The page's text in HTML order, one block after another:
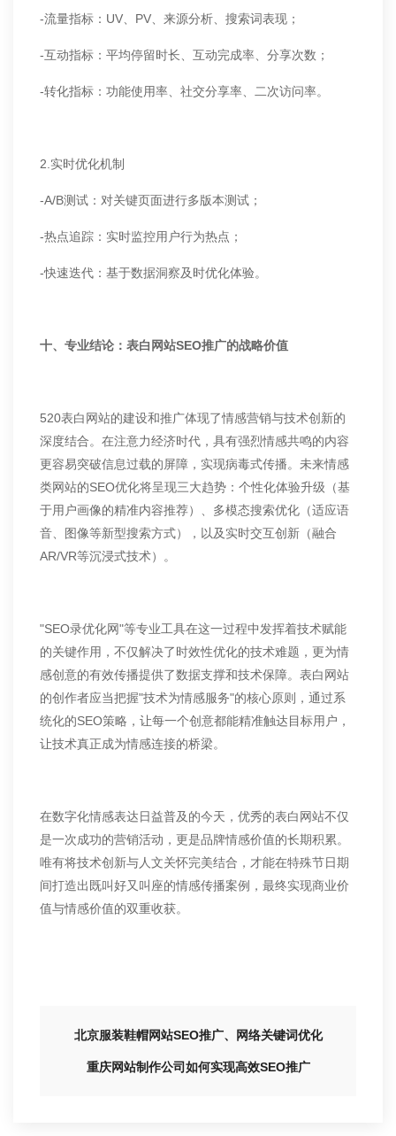
-流量指标：UV、PV、来源分析、搜索词表现；
-互动指标：平均停留时长、互动完成率、分享次数；
-转化指标：功能使用率、社交分享率、二次访问率。
2.实时优化机制
-A/B测试：对关键页面进行多版本测试；
-热点追踪：实时监控用户行为热点；
-快速迭代：基于数据洞察及时优化体验。
十、专业结论：表白网站SEO推广的战略价值
520表白网站的建设和推广体现了情感营销与技术创新的
深度结合。在注意力经济时代，具有强烈情感共鸣的内容
更容易突破信息过载的屏障，实现病毒式传播。未来情感
类网站的SEO优化将呈现三大趋势：个性化体验升级（基
于用户画像的精准内容推荐）、多模态搜索优化（适应语
音、图像等新型搜索方式），以及实时交互创新（融合
AR/VR等沉浸式技术）。
"SEO录优化网"等专业工具在这一过程中发挥着技术赋能
的关键作用，不仅解决了时效性优化的技术难题，更为情
感创意的有效传播提供了数据支撑和技术保障。表白网站
的创作者应当把握"技术为情感服务"的核心原则，通过系
统化的SEO策略，让每一个创意都能精准触达目标用户，
让技术真正成为情感连接的桥梁。
在数字化情感表达日益普及的今天，优秀的表白网站不仅
是一次成功的营销活动，更是品牌情感价值的长期积累。
唯有将技术创新与人文关怀完美结合，才能在特殊节日期
间打造出既叫好又叫座的情感传播案例，最终实现商业价
值与情感价值的双重收获。
北京服装鞋帽网站SEO推广、网络关键词优化
重庆网站制作公司如何实现高效SEO推广